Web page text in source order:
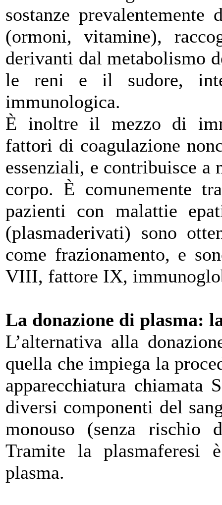
sostanze
(ormoni, vitamine),
derivanti dal metabolismo
le reni e il sudore,
immunologica.
È inoltre il mezzo di
fattori di coagulazione
essenziali, e contribuisce a
corpo. È comunemente
pazienti con malattie
(plasmaderivati) sono
come frazionamento, e
VIII, fattore IX,
La donazione di plasma:
L’alternativa alla
quella che impiega la
apparecchiatura chiamata
diversi componenti del
monouso (senza
Tramite la plasmaferesi
plasma.